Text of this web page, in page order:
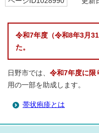
令和7年度（令和8年3月31
た。
日野市では、 令和7年度に限
用の一部を助成します。
帯状疱疹とは